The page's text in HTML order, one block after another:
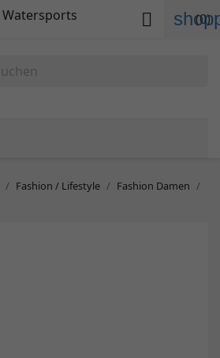
(0)

Fashion / Lifestyle
Fashion Damen